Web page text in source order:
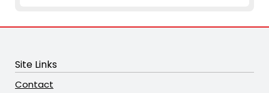
Site Links
Contact